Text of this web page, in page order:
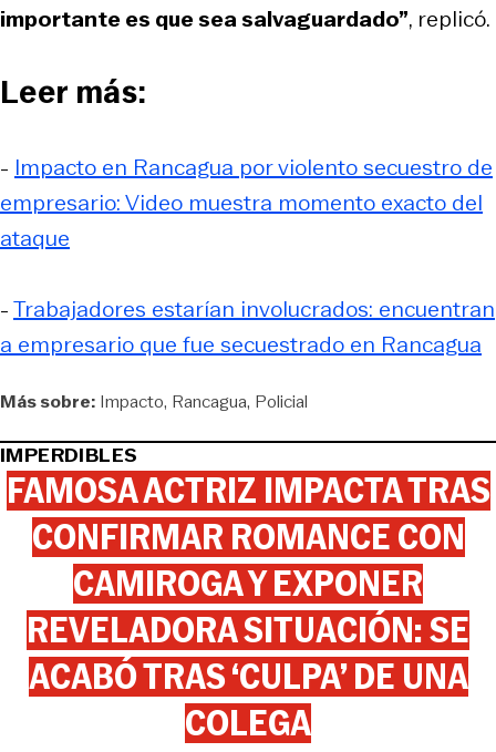
importante es que sea salvaguardado”, replicó.
Leer más:
- Impacto en Rancagua por violento secuestro de
empresario: Video muestra momento exacto del
ataque
-Trabajadores estarían involucrados: encuentran
a empresario que fue secuestrado en Rancagua
Más sobre: Impacto Rancagua Policial
IMPERDIBLES
FAMOSA ACTRIZ IMPACTA TRAS
CONFIRMAR ROMANCE CON
CAMIROGA Y EXPONER
REVELADORA SITUACIÓN: SE
ACABÓ TRAS ‘CULPA’ DE UNA
COLEGA